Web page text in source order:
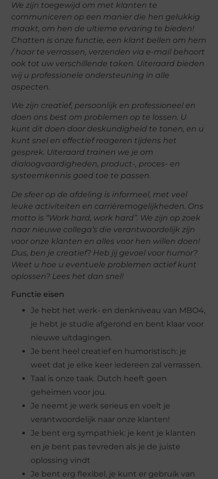
We zijn toegewijd om met klanten te
communiceren op een manier die hen gelukkig
maakt, om hen de ultieme ervaring te bieden!
Chatten is onze functie, een klant bellen om hem
/ haar te verrassen, verzenden via e-mail behoort
ook tot uw verschillende taken. Uiteraard bieden
wij u professionele ondersteuning in alle
aspecten.
We zijn creatief, persoonlijk en professioneel en
doen ons best om problemen op te lossen. U
kunt dit doen door deskundigheid te tonen, en u
kunt snel en effectief reageren tijdens het
gesprek. Uiteraard trainen we je om
dialoogvaardigheden, product-, proces- en
systeemkennis goed toe te passen.
De sfeer op de afdeling is informeel, met veel
leuke activiteiten en carrièremogelijkheden. Ons
motto is “Work hard, work hard”. We zijn op zoek
naar nieuwe collega’s die verantwoordelijk zijn
voor onze klanten en alles voor hen willen doen!
Dus, ben je creatief? Heb jij gevoel voor humor?
Weet u hoe u eventuele problemen actief kunt
oplossen? Lees het dan snel!
Functie eisen
Je hebt het werk- en denkniveau van MBO4,
je hebt je studie afgerond en bent klaar voor
nieuwe uitdagingen.
Je bent heel creatief en humoristisch: je
weet dat je elke keer iedereen zal verrassen.
Taal is onze taak. Dutch heeft geen
geheimen voor jou.
Je neemt je werk serieus en voelt je
verantwoordelijk naar onze klanten!
Je bent erg sympathiek: je kent je klanten
en je bent pas tevreden als je de juiste
oplossing vindt
Je bent erg flexibel, je kunt er gebruik van